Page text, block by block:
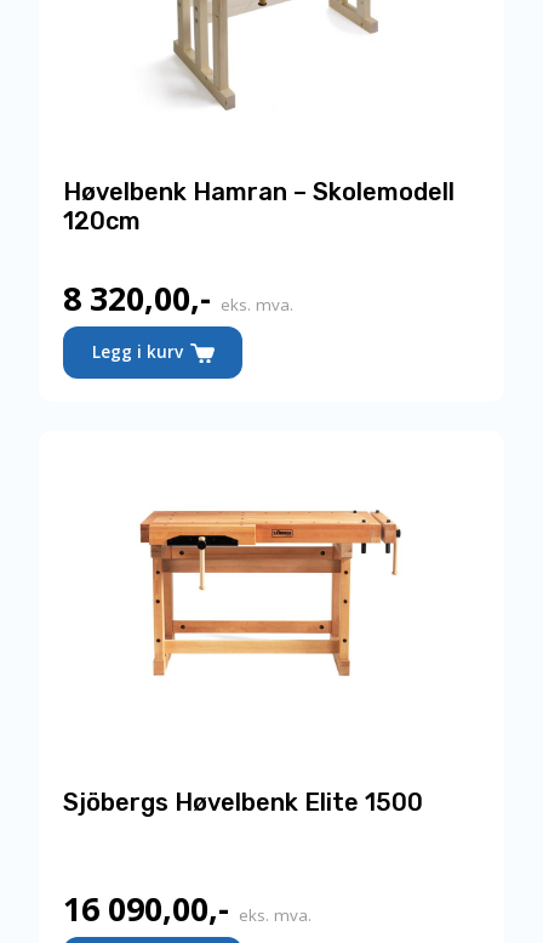
Høvelbenk Hamran – Skolemodell
120cm
8 320,00,- eks. mva.
Legg i kurv
Sjöbergs Høvelbenk Elite 1500
16 090,00,- eks. mva.